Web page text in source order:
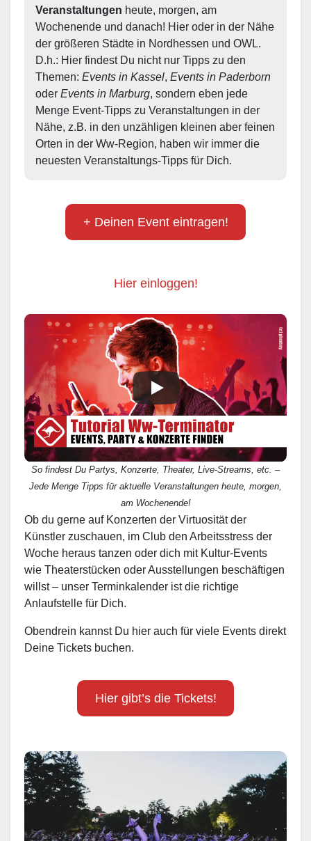
Veranstaltungen heute, morgen, am
Wochenende und danach! Hier oder in der Nähe
der größeren Städte in Nordhessen und OWL.
D.h.: Hier findest Du nicht nur Tipps zu den
Themen: Events in Kassel, Events in Paderborn
oder Events in Marburg, sondern eben jede
Menge Event-Tipps zu Veranstaltungen in der
Nähe, z.B. in den unzähligen kleinen aber feinen
Orten in der Ww-Region, haben wir immer die
neuesten Veranstaltungs-Tipps für Dich.
+ Deinen Event eintragen!
Hier einloggen!
So findest Du Partys, Konzerte, Theater, Live-Streams, etc. –
Jede Menge Tipps für aktuelle Veranstaltungen heute, morgen,
am Wochenende!
Ob du gerne auf Konzerten der Virtuosität der
Künstler zuschauen, im Club den Arbeitsstress der
Woche heraus tanzen oder dich mit Kultur-Events
wie Theaterstücken oder Ausstellungen beschäftigen
willst – unser Terminkalender ist die richtige
Anlaufstelle für Dich.
Obendrein kannst Du hier auch für viele Events direkt
Deine Tickets buchen.
Hier gibt’s die Tickets!